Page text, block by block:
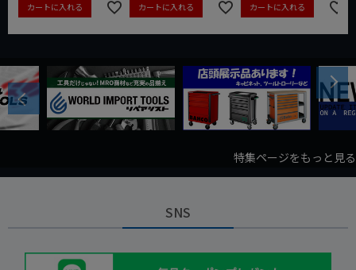
カートに入れる カートに入れる カートに入れる
Previous
Next
特集ページをもっと見る
SNS